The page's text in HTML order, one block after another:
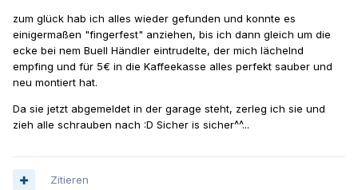
zum glück hab ich alles wieder gefunden und konnte es
einigermaßen "fingerfest" anziehen, bis ich dann gleich um die
ecke bei nem Buell Händler eintrudelte, der mich lächelnd
empfing und für 5€ in die Kaffeekasse alles perfekt sauber und
neu montiert hat.
Da sie jetzt abgemeldet in der garage steht, zerleg ich sie und
zieh alle schrauben nach :D Sicher is sicher^^...
Zitieren